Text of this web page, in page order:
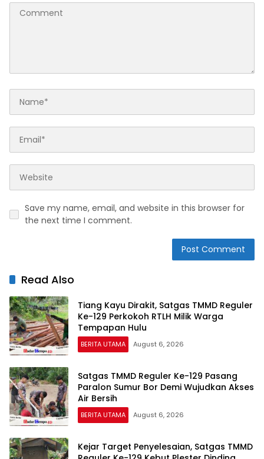
Save my name, email, and website in this browser for
the next time I comment.
Read Also
Tiang Kayu Dirakit, Satgas TMMD Reguler
Ke-129 Perkokoh RTLH Milik Warga
Tempapan Hulu
BERITA UTAMA August 6, 2026
Satgas TMMD Reguler Ke-129 Pasang
Paralon Sumur Bor Demi Wujudkan Akses
Air Bersih
BERITA UTAMA August 6, 2026
Kejar Target Penyelesaian, Satgas TMMD